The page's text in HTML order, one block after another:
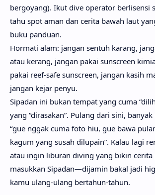
bergoyang). Ikut dive operator berlisensi
tahu spot aman dan cerita bawah laut
buku panduan.
Hormati alam: jangan sentuh karang,
atau kerang, jangan pakai sunscreen
pakai reef-safe sunscreen, jangan kasih
jangan kejar penyu.
Sipadan ini bukan tempat yang cuma
yang “dirasakan”. Pulang dari sini,
“gue nggak cuma foto hiu, gue bawa
kagum yang susah dilupain”. Kalau lagi
atau ingin liburan diving yang bikin cerita
masukkan Sipadan—dijamin bakal jadi
kamu ulang-ulang bertahun-tahun.